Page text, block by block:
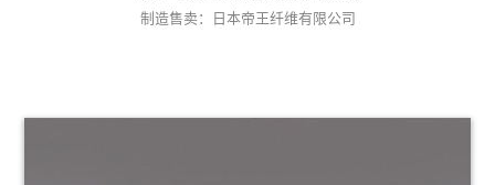
制造售卖：日本帝王纤维有限公司